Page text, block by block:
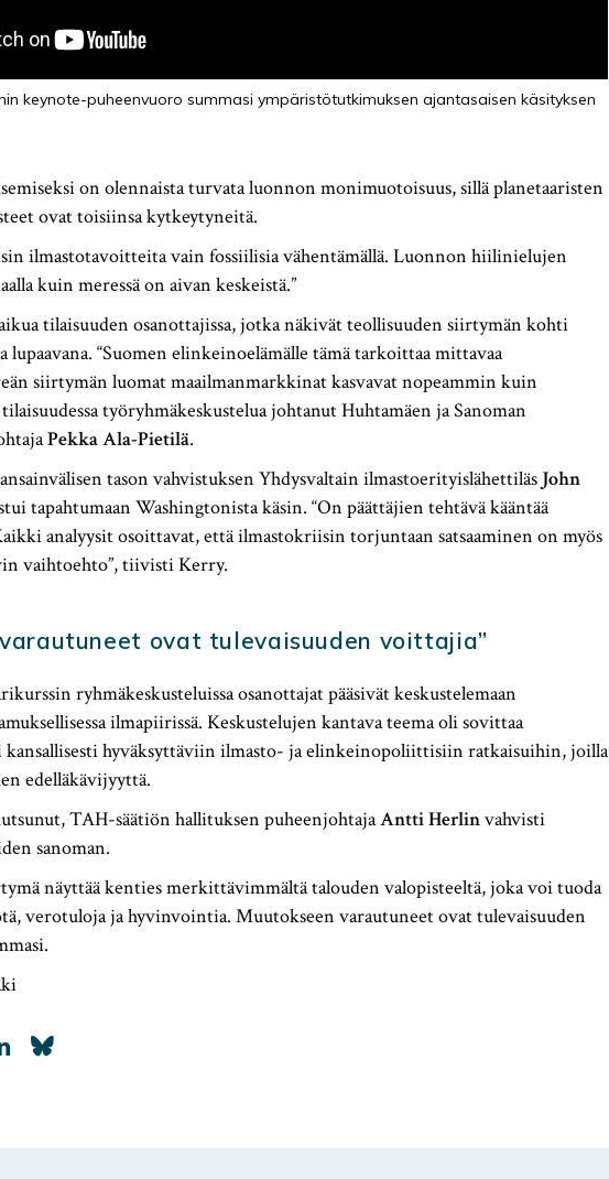
keynote-puheenvuoro summasi ympäristötutkimuksen ajantasaisen käsityksen
on olennaista turvata luonnon monimuotoisuus, sillä planetaaristen
ovat toisiinsa kytkeytyneitä.
ilmastotavoitteita vain fossiilisia vähentämällä. Luonnon hiilinielujen
kuin meressä on aivan keskeistä.”
tilaisuuden osanottajissa, jotka näkivät teollisuuden siirtymän kohti
lupaavana. “Suomen elinkeinoelämälle tämä tarkoittaa mittavaa
siirtymän luomat maailmanmarkkinat kasvavat nopeammin kuin
työryhmäkeskustelua johtanut Huhtamäen ja Sanoman
Pekka Ala-Pietilä.
tason vahvistuksen Yhdysvaltain ilmastoerityislähettiläs John
tapahtumaan Washingtonista käsin. “On päättäjien tehtävä kääntää
analyysit osoittavat, että ilmastokriisin torjuntaan satsaaminen on myös
vaihtoehto”, tiivisti Kerry.
varautuneet ovat tulevaisuuden voittajia”
ryhmäkeskusteluissa osanottajat pääsivät keskustelemaan
ilmapiirissä. Keskustelujen kantava teema oli sovittaa
hyväksyttäviin ilmasto- ja elinkeinopoliittisiin ratkaisuihin, joilla
edelläkävijyyttä.
TAH-säätiön hallituksen puheenjohtajaAntti Herlinvahvisti
sanoman.
näyttää kenties merkittävimmältä talouden valopisteeltä, joka voi tuoda
verotuloja ja hyvinvointia. Muutokseen varautuneet ovat tulevaisuuden
LinkedIn